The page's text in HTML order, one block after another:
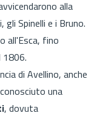
alla
Spinelli e i Bruno.
all'Esca, fino
1806.
di Avellino, anche
una
, dovuta